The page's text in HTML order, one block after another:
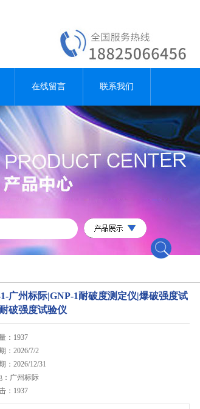
在线留言 联系我们
广州标际|GNP-1耐破度测定仪|爆破强度试
破强度试验仪
：1937
：2026/7/2
：2026/12/31
：广州标际
：1937